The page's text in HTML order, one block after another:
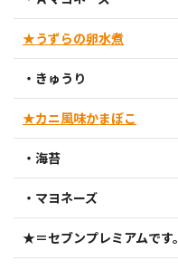
★うずらの卵水煮
・きゅうり
★カニ風味かまぼこ
・海苔
・マヨネーズ
★＝セブンプレミアムです。